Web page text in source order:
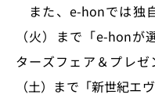
また、e-honでは独
（火）まで「e-honが
ターズフェア＆プレ
（土）まで「新世紀エ